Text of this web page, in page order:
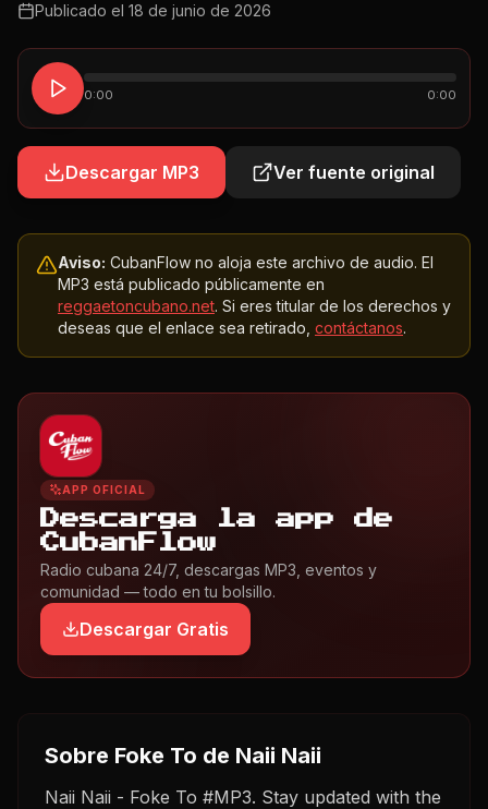
Publicado el 18 de junio de 2026
0:00 0:00
Descargar MP3 Ver fuente original
Aviso: CubanFlow no aloja este archivo de audio. El
MP3 está publicado públicamente en
reggaetoncubano.net. Si eres titular de los derechos y
deseas que el enlace sea retirado, contáctanos.
APP OFICIAL
Descarga la app de
CubanFlow
Radio cubana 24/7, descargas MP3, eventos y
comunidad — todo en tu bolsillo.
Descargar Gratis
Sobre Foke To de Naii Naii
Naii Naii - Foke To #MP3. Stay updated with the